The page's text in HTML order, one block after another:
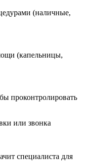
(наличные,
(капельницы,
проконтролировать
или звонка
специалиста для